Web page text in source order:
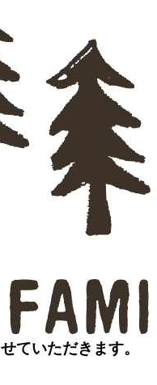
ていただきます。